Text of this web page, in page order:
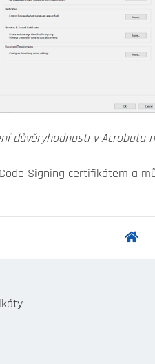
důvěryhodnosti v Acrobatu
Signing certifikátem a